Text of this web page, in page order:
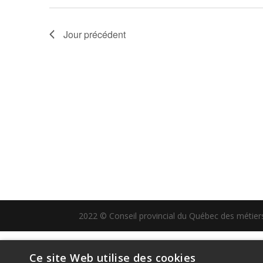
Jour précédent
2022 © Conseil provincial du Québec des
Ce site Web utilise des cookies